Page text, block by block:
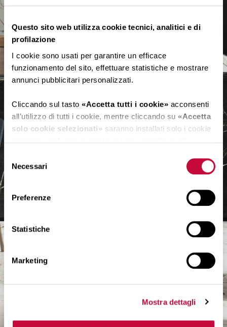
Questo sito web utilizza cookie tecnici, analitici e di
profilazione
I cookie sono usati per garantire un efficace
funzionamento del sito, effettuare statistiche e mostrare
annunci pubblicitari personalizzati.
Cliccando sul tasto «Accetta tutti i cookie» acconsenti
all’utilizzo di tutti i cookie, mentre cliccando su «Accetta
solo cookie selezionati» saranno installati solo i cookie
su“Rifiuta i cookie”
, verranno installati solo i cookie
Cliccando su
puoi vedere nel dettaglio
tramite il presente sito.
delNecessari
Preferenze
Statistiche
Marketing
Mostra dettagli
EMAIL*
NAZIONE